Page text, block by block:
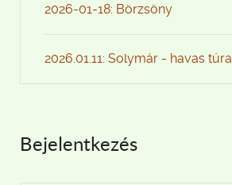
2026-01-18: Börzsöny
2026.01.11: Solymár - havas túra
Bejelentkezés